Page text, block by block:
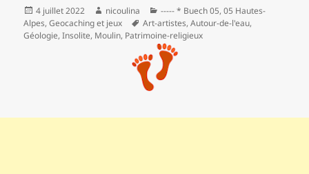
Publié
le
4 juillet 2022 Auteur
nicoulina Catégories
----- * Buech 05,05 Hautes-
Alpes,Geocaching et jeux Mots-
clés
Art-artistes,Autour-de-l'eau,
Géologie,Insolite, Moulin, Patrimoine-religieux